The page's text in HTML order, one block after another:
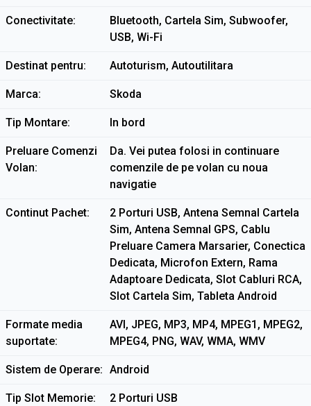
Conectivitate
Bluetooth, Cartela Sim, Subwoofer,
USB, Wi-Fi
Destinat pentru Autoturism, Autoutilitara
Marca Skoda
Tip Montare In bord
Preluare Comenzi
Volan
Da. Vei putea folosi in continuare
comenzile de pe volan cu noua
navigatie
Continut Pachet
2 Porturi USB, Antena Semnal Cartela
Sim, Antena Semnal GPS, Cablu
Preluare Camera Marsarier, Conectica
Dedicata, Microfon Extern, Rama
Adaptoare Dedicata, Slot Cabluri RCA,
Slot Cartela Sim, Tableta Android
Formate media
suportate
AVI, JPEG, MP3, MP4, MPEG1, MPEG2,
MPEG4, PNG, WAV, WMA, WMV
Sistem de Operare Android
Tip Slot Memorie 2 Porturi USB